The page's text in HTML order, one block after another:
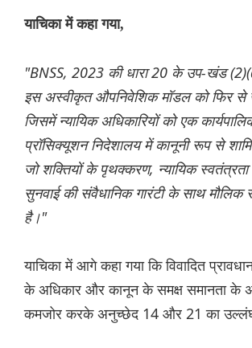
याचिका में कहा गया,
"BNSS, 2023 की धारा 20 के उप-खंड
इस अस्वीकृत औपनिवेशिक मॉडल को फिर से
जिसमें न्यायिक अधिकारियों को एक
प्रॉसिक्यूशन निदेशालय में कानूनी रूप से
जो शक्तियों के पृथक्करण, न्यायिक स्वतंत्रता
सुनवाई की संवैधानिक गारंटी के साथ
है।"
याचिका में आगे कहा गया कि विवादित
के अधिकार और कानून के समक्ष समानता के
कमजोर करके अनुच्छेद 14 और 21 का